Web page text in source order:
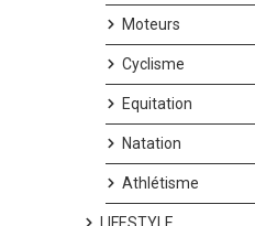
Moteurs
Cyclisme
Equitation
Natation
Athlétisme